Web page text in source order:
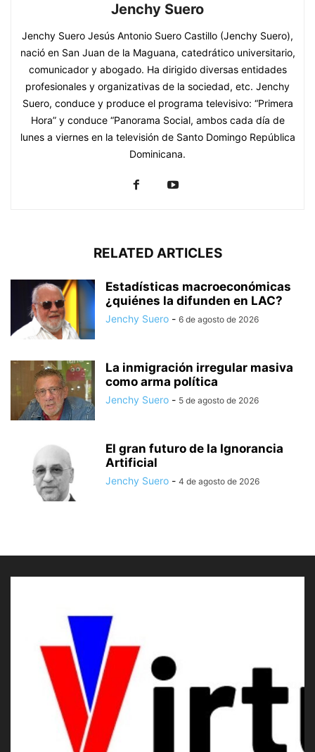
Jenchy Suero
Jenchy Suero Jesús Antonio Suero Castillo (Jenchy Suero),
nació en San Juan de la Maguana, catedrático universitario,
comunicador y abogado. Ha dirigido diversas entidades
profesionales y organizativas de la sociedad, etc. Jenchy
Suero, conduce y produce el programa televisivo: “Primera
Hora” y conduce “Panorama Social, ambos cada día de
lunes a viernes en la televisión de Santo Domingo República
Dominicana.
RELATED ARTICLES
Estadísticas macroeconómicas
¿quiénes la difunden en LAC?
Jenchy Suero - 6 de agosto de 2026
La inmigración irregular masiva
como arma política
Jenchy Suero - 5 de agosto de 2026
El gran futuro de la Ignorancia
Artificial
Jenchy Suero - 4 de agosto de 2026